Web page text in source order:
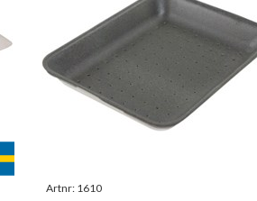
Artnr: 1610